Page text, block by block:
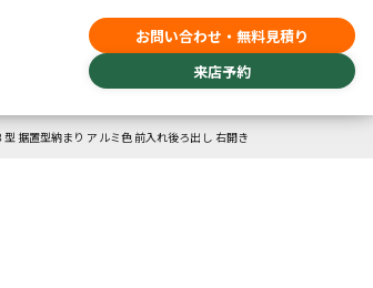
お問い合わせ・無料見積り
来店予約
据置型納まり アルミ色 前入れ後ろ出し 右開き